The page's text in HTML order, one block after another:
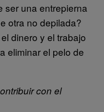
ser una entrepierna
otra no depilada?
dinero y el trabajo
eliminar el pelo de
con el